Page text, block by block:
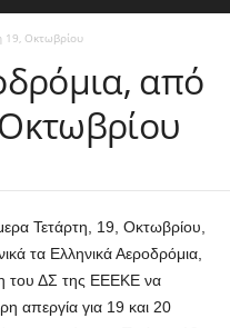
19, Οκτωβρίου
από
Τετάρτη, 19, Οκτωβρίου,
τα Ελληνικά Αεροδρόμια,
του ΔΣ της ΕΕΕΚΕ να
απεργία για 19 και 20